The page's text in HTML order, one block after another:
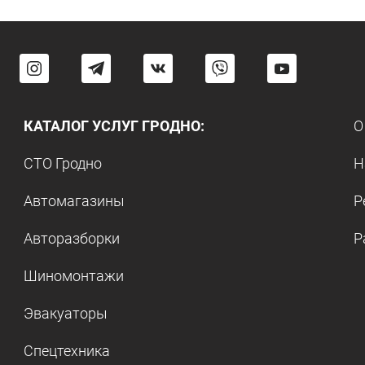
КАТАЛОГ УСЛУГ ГРОДНО:
СТО Гродно
Автомагазины
Авторазборки
Шиномонтажи
Эвакуаторы
Спецтехника